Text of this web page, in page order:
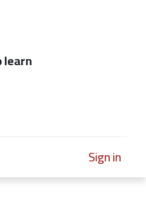
late to learn
Sign in